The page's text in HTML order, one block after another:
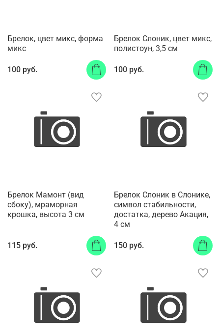
Брелок, цвет микс, форма
микс
100 руб.
Брелок Слоник, цвет микс,
полистоун, 3,5 см
100 руб.
Брелок Мамонт (вид
сбоку), мраморная
крошка, высота 3 см
115 руб.
Брелок Слоник в Слонике,
символ стабильности,
достатка, деpево Акация,
4 см
150 руб.